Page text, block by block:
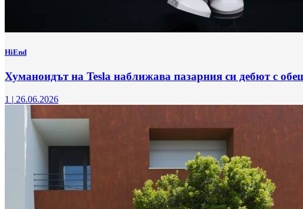
HiEnd
Хуманоидът на Tesla наближава пазарния си дебют с
1 | 26.06.2026